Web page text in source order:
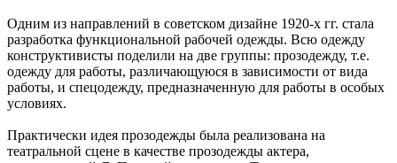
Одним из направлений в советском дизайне 1920-х гг. стала
разработка функциональной рабочей одежды. Всю одежду
конструктивисты поделили на две группы: прозодежду, т.е.
одежду для работы, различающуюся в зависимости от вида
работы, и спецодежду, предназначенную для работы в особых
условиях.
Практически идея прозодежды была реализована на
театральной сцене в качестве прозодежды актера,